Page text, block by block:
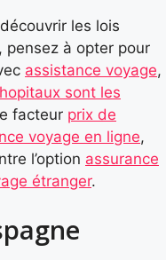
les lois
pensez à opter pour
assistance voyage,
hopitaux sont les
facteur prix de
voyage en ligne,
l’option assurance
étranger.